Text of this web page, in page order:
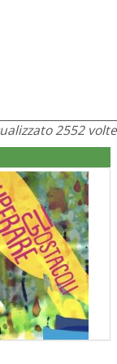
2552 volte